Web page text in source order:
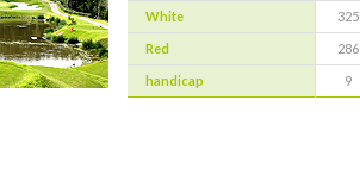
White 325
Red 286
handicap 9